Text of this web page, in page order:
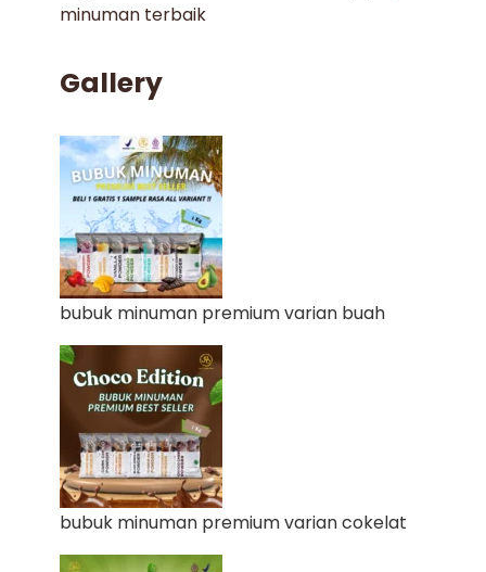
minuman terbaik
Gallery
bubuk minuman premium varian buah
bubuk minuman premium varian cokelat